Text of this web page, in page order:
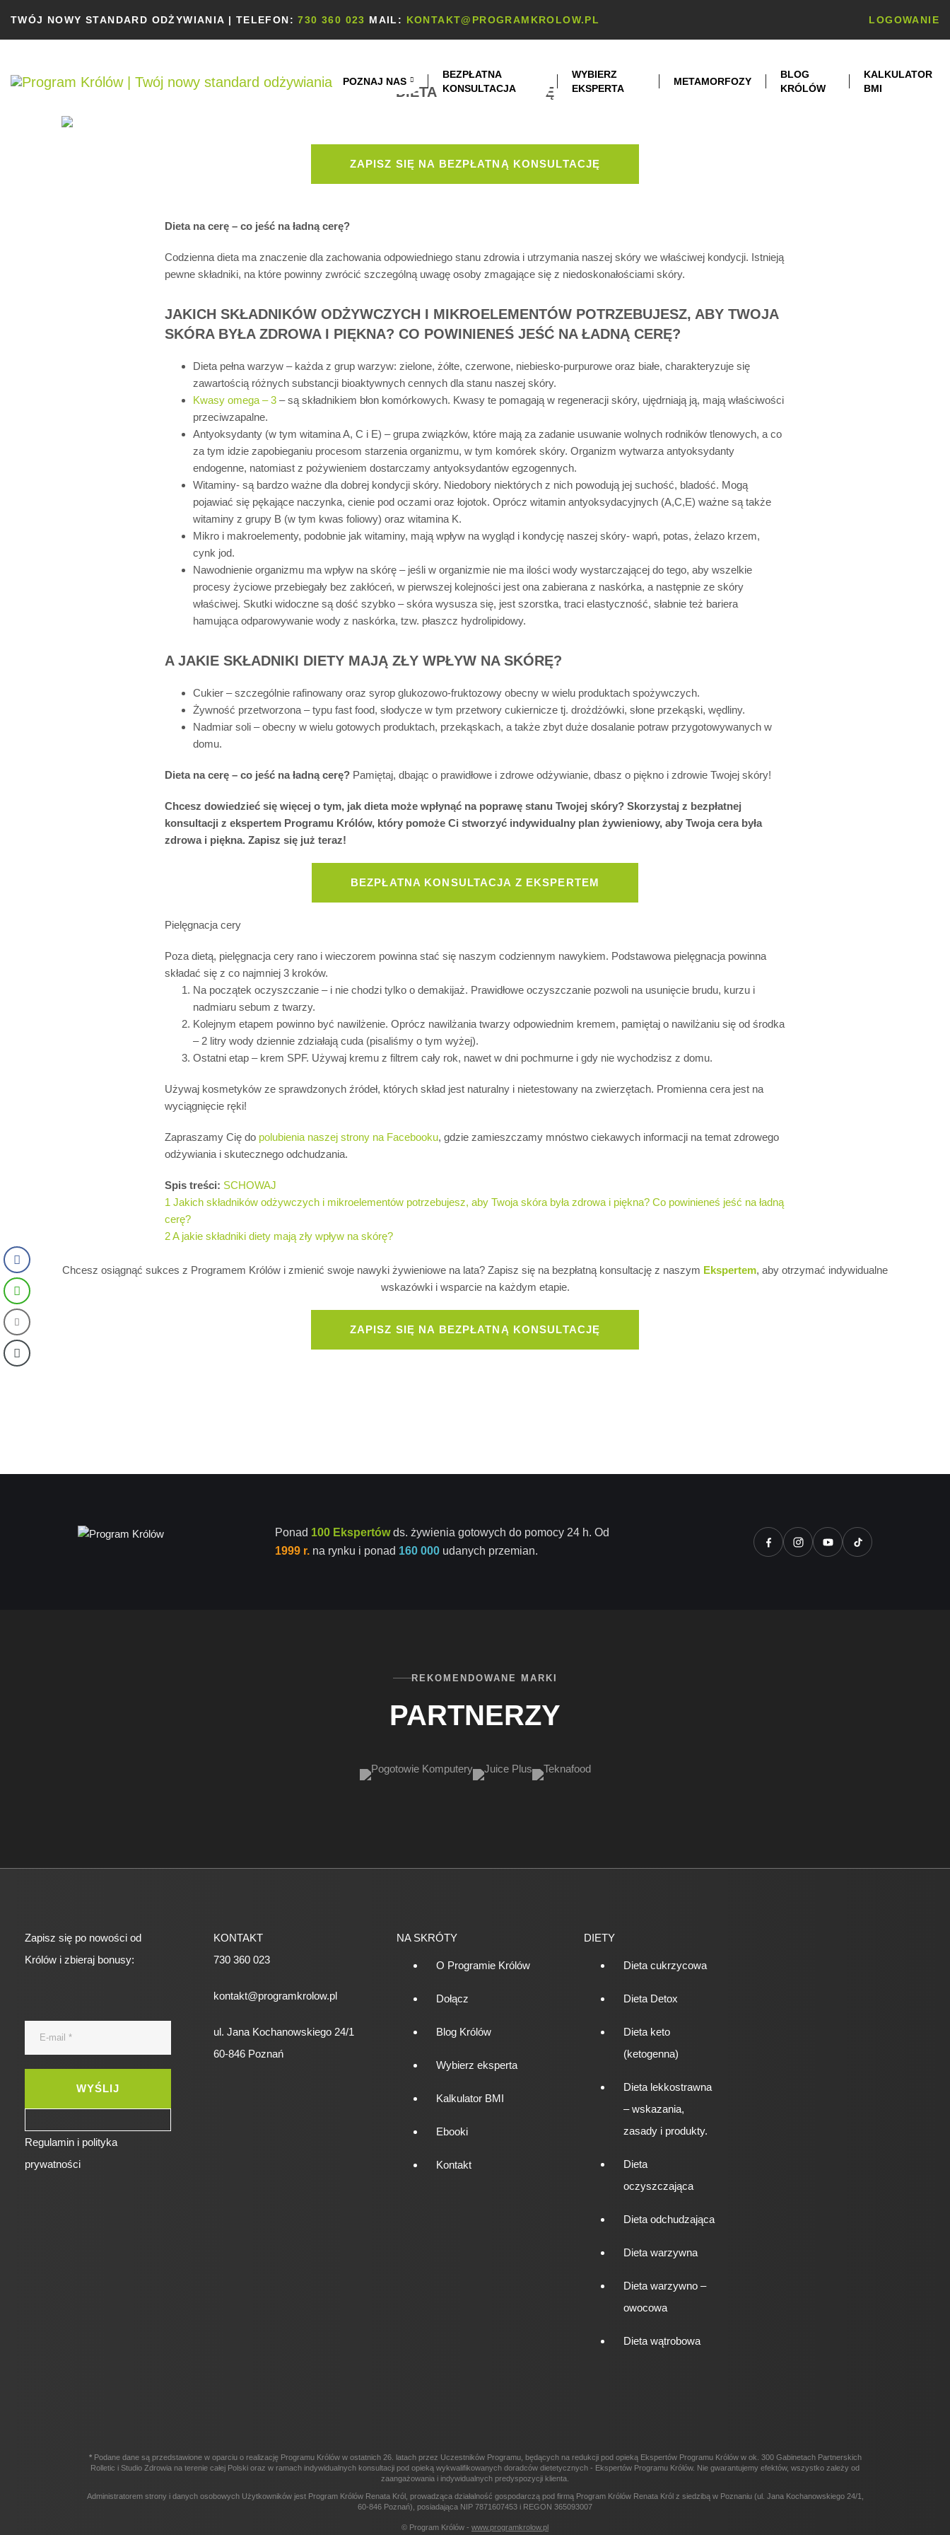
TWÓJ NOWY STANDARD ODŻYWIANIA | TELEFON:730 360 023 MAIL: KONTAKT@PROGRAMKROLOW.PL LOGOWANIE
POZNAJ NAS
BEZPŁATNA
KONSULTACJA
WYBIERZ
EKSPERTA
METAMORFOZY
BLOG
KRÓLÓW
KALKULATOR
BMI
DIETA NA ŁADNĄ CERĘ
ZAPISZ SIĘ NA BEZPŁATNĄ KONSULTACJĘ
Dieta na cerę – co jeść na ładną cerę?
Codzienna dieta ma znaczenie dla zachowania odpowiedniego stanu zdrowia i utrzymania naszej skóry we właściwej kondycji. Istnieją
pewne składniki, na które powinny zwrócić szczególną uwagę osoby zmagające się z niedoskonałościami skóry.
JAKICH SKŁADNIKÓW ODŻYWCZYCH I MIKROELEMENTÓW POTRZEBUJESZ, ABY TWOJA
SKÓRA BYŁA ZDROWA I PIĘKNA? CO POWINIENEŚ JEŚĆ NA ŁADNĄ CERĘ?
Dieta pełna warzyw – każda z grup warzyw: zielone, żółte, czerwone, niebiesko-purpurowe oraz białe, charakteryzuje się
zawartością różnych substancji bioaktywnych cennych dla stanu naszej skóry.
Kwasy omega – 3 – są składnikiem błon komórkowych. Kwasy te pomagają w regeneracji skóry, ujędrniają ją, mają właściwości
przeciwzapalne.
Antyoksydanty (w tym witamina A, C i E) – grupa związków, które mają za zadanie usuwanie wolnych rodników tlenowych, a co
za tym idzie zapobieganiu procesom starzenia organizmu, w tym komórek skóry. Organizm wytwarza antyoksydanty
endogenne, natomiast z pożywieniem dostarczamy antyoksydantów egzogennych.
Witaminy- są bardzo ważne dla dobrej kondycji skóry. Niedobory niektórych z nich powodują jej suchość, bladość. Mogą
pojawiać się pękające naczynka, cienie pod oczami oraz łojotok. Oprócz witamin antyoksydacyjnych (A,C,E) ważne są także
witaminy z grupy B (w tym kwas foliowy) oraz witamina K.
Mikro i makroelementy, podobnie jak witaminy, mają wpływ na wygląd i kondycję naszej skóry- wapń, potas, żelazo krzem,
cynk jod.
Nawodnienie organizmu ma wpływ na skórę – jeśli w organizmie nie ma ilości wody wystarczającej do tego, aby wszelkie
procesy życiowe przebiegały bez zakłóceń, w pierwszej kolejności jest ona zabierana z naskórka, a następnie ze skóry
właściwej. Skutki widoczne są dość szybko – skóra wysusza się, jest szorstka, traci elastyczność, słabnie też bariera
hamująca odparowywanie wody z naskórka, tzw. płaszcz hydrolipidowy.
A JAKIE SKŁADNIKI DIETY MAJĄ ZŁY WPŁYW NA SKÓRĘ?
Cukier – szczególnie rafinowany oraz syrop glukozowo-fruktozowy obecny w wielu produktach spożywczych.
Żywność przetworzona – typu fast food, słodycze w tym przetwory cukiernicze tj. drożdżówki, słone przekąski, wędliny.
Nadmiar soli – obecny w wielu gotowych produktach, przekąskach, a także zbyt duże dosalanie potraw przygotowywanych w
domu.
Dieta na cerę – co jeść na ładną cerę? Pamiętaj, dbając o prawidłowe i zdrowe odżywianie, dbasz o piękno i zdrowie Twojej skóry!
Chcesz dowiedzieć się więcej o tym, jak dieta może wpłynąć na poprawę stanu Twojej skóry? Skorzystaj z bezpłatnej
konsultacji z ekspertem Programu Królów, który pomoże Ci stworzyć indywidualny plan żywieniowy, aby Twoja cera była
zdrowa i piękna. Zapisz się już teraz!
BEZPŁATNA KONSULTACJA Z EKSPERTEM
Pielęgnacja cery
Poza dietą, pielęgnacja cery rano i wieczorem powinna stać się naszym codziennym nawykiem. Podstawowa pielęgnacja powinna
składać się z co najmniej 3 kroków.
Na początek oczyszczanie – i nie chodzi tylko o demakijaż. Prawidłowe oczyszczanie pozwoli na usunięcie brudu, kurzu i
nadmiaru sebum z twarzy.
Kolejnym etapem powinno być nawilżenie. Oprócz nawilżania twarzy odpowiednim kremem, pamiętaj o nawilżaniu się od środka
– 2 litry wody dziennie zdziałają cuda (pisaliśmy o tym wyżej).
Ostatni etap – krem SPF. Używaj kremu z filtrem cały rok, nawet w dni pochmurne i gdy nie wychodzisz z domu.
Używaj kosmetyków ze sprawdzonych źródeł, których skład jest naturalny i nietestowany na zwierzętach. Promienna cera jest na
wyciągnięcie ręki!
Zapraszamy Cię do polubienia naszej strony na Facebooku, gdzie zamieszczamy mnóstwo ciekawych informacji na temat zdrowego
odżywiania i skutecznego odchudzania.
Spis treści: SCHOWAJ
1 Jakich składników odżywczych i mikroelementów potrzebujesz, aby Twoja skóra była zdrowa i piękna? Co powinieneś jeść na ładną
cerę?
2A jakie składniki diety mają zły wpływ na skórę?
Chcesz osiągnąć sukces z Programem Królów i zmienić swoje nawyki żywieniowe na lata? Zapisz się na bezpłatną konsultację z naszym Ekspertem, aby otrzymać indywidualne
wskazówki i wsparcie na każdym etapie.
ZAPISZ SIĘ NA BEZPŁATNĄ KONSULTACJĘ
Ponad 100 Ekspertówds. żywienia gotowych do pomocy 24 h. Od
1999 r. na rynku i ponad 160 000 udanych przemian.
REKOMENDOWANE MARKI
PARTNERZY
Zapisz się po nowości od
Królów i zbieraj bonusy:
Regulamin i polityka
prywatności
KONTAKT
730 360 023
kontakt@programkrolow.pl
ul. Jana Kochanowskiego 24/1
60-846 Poznań
NA SKRÓTY
O Programie Królów
Dołącz
Blog Królów
Wybierz eksperta
Kalkulator BMI
Ebooki
Kontakt
DIETY
Dieta cukrzycowa
Dieta Detox
Dieta keto
(ketogenna)
Dieta lekkostrawna
– wskazania,
zasady i produkty.
Dieta
oczyszczająca
Dieta odchudzająca
Dieta warzywna
Dieta warzywno –
owocowa
Dieta wątrobowa
*Podane dane są przedstawione w oparciu o realizację Programu Królów w ostatnich 26. latach przez Uczestników Programu, będących na redukcji pod opieką Ekspertów Programu Królów w ok. 300 Gabinetach Partnerskich
Rolletic i Studio Zdrowia na terenie całej Polski oraz w ramach indywidualnych konsultacji pod opieką wykwalifikowanych doradców dietetycznych - Ekspertów Programu Królów. Nie gwarantujemy efektów, wszystko zależy od
zaangażowania i indywidualnych predyspozycji klienta.
Administratorem strony i danych osobowych Użytkowników jest Program Królów Renata Król, prowadząca działalność gospodarczą pod firmą Program Królów Renata Król z siedzibą w Poznaniu (ul. Jana Kochanowskiego 24/1,
60-846 Poznań), posiadająca NIP 7871607453 i REGON 365093007
© Program Królów - www.programkrolow.pl